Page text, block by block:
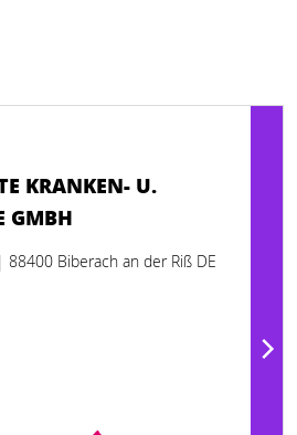
KRANKEN- U.
GMBH
| 88400 Biberach an der Riß DE